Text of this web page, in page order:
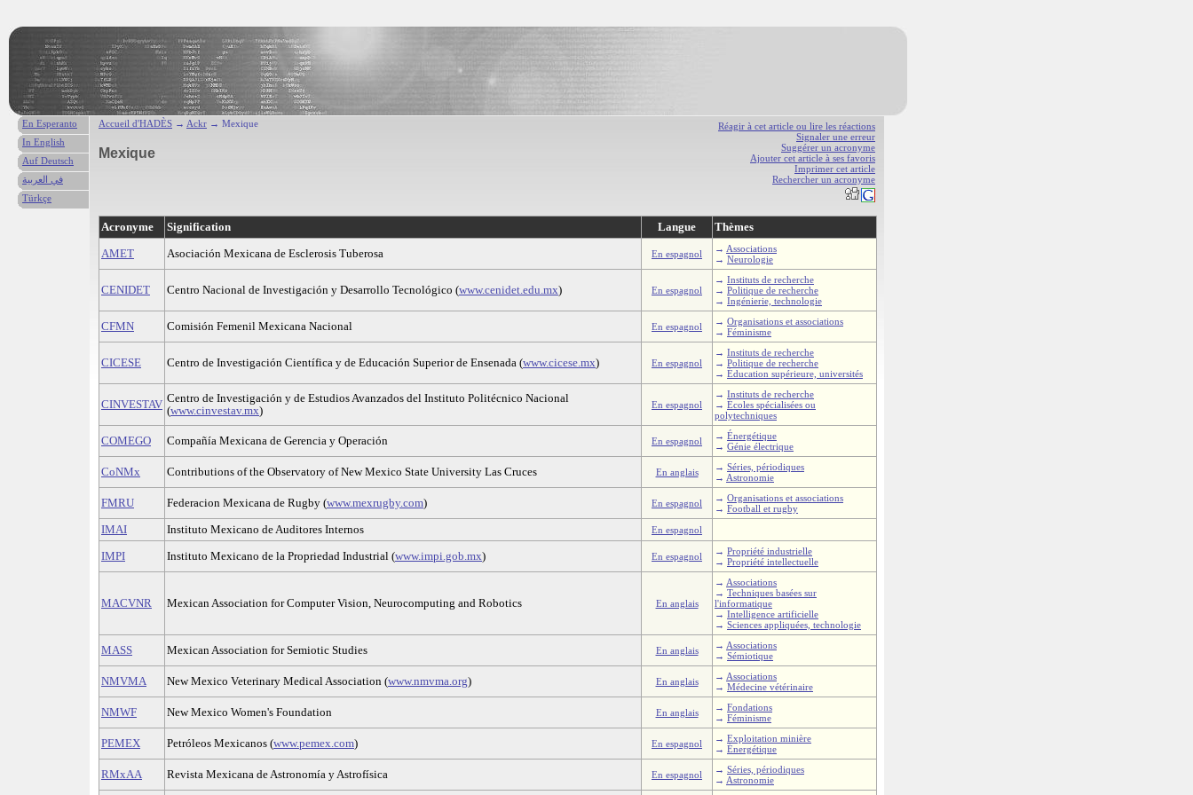
Réagir à cet article ou lire les réactions
Signaler une erreur
Suggérer un acronyme
Ajouter cet article à ses favoris
Imprimer cet article
Rechercher un acronyme
Accueil d'HADÈS → Ackr → Mexique
Mexique
Acronyme Signification Langue
Thèmes
AMET
Asociación Mexicana de Esclerosis Tuberosa En espagnol → Associations
→ Neurologie
CENIDET Centro Nacional de Investigación y Desarrollo Tecnológico (www.cenidet.edu.mx) En espagnol
→ Instituts de recherche
→ Politique de recherche
→ Ingénierie, technologie
CFMN Comisión Femenil Mexicana Nacional En espagnol → Organisations et associations
→ Féminisme
CICESE Centro de Investigación Científica y de Educación Superior de Ensenada (www.cicese.mx) En espagnol
→ Instituts de recherche
→ Politique de recherche
→ Éducation supérieure, universités
CINVESTAV Centro de Investigación y de Estudios Avanzados del Instituto Politécnico Nacional
(www.cinvestav.mx) En espagnol
→ Instituts de recherche
→ Écoles spécialisées ou
polytechniques
COMEGO Compañía Mexicana de Gerencia y Operación En espagnol → Énergétique
→ Génie électrique
CoNMx Contributions of the Observatory of New Mexico State University Las Cruces En anglais → Séries, périodiques
→ Astronomie
FMRU Federacion Mexicana de Rugby (www.mexrugby.com) En espagnol → Organisations et associations
→ Football et rugby
IMAI Instituto Mexicano de Auditores Internos En espagnol
IMPI Instituto Mexicano de la Propriedad Industrial (www.impi.gob.mx) En espagnol → Propriété industrielle
→ Propriété intellectuelle
MACVNR Mexican Association for Computer Vision, Neurocomputing and Robotics En anglais
→ Associations
→ Techniques basées sur
l'informatique
→ Intelligence artificielle
→ Sciences appliquées, technologie
MASS Mexican Association for Semiotic Studies En anglais → Associations
→ Sémiotique
NMVMA New Mexico Veterinary Medical Association (www.nmvma.org) En anglais → Associations
→ Médecine vétérinaire
NMWF New Mexico Women's Foundation En anglais → Fondations
→ Féminisme
PEMEX Petróleos Mexicanos (www.pemex.com) En espagnol → Exploitation minière
→ Énergétique
RMxAA Revista Mexicana de Astronomía y Astrofísica En espagnol → Séries, périodiques
→ Astronomie
En Esperanto
In English
Auf Deutsch
في العربية
Türkçe